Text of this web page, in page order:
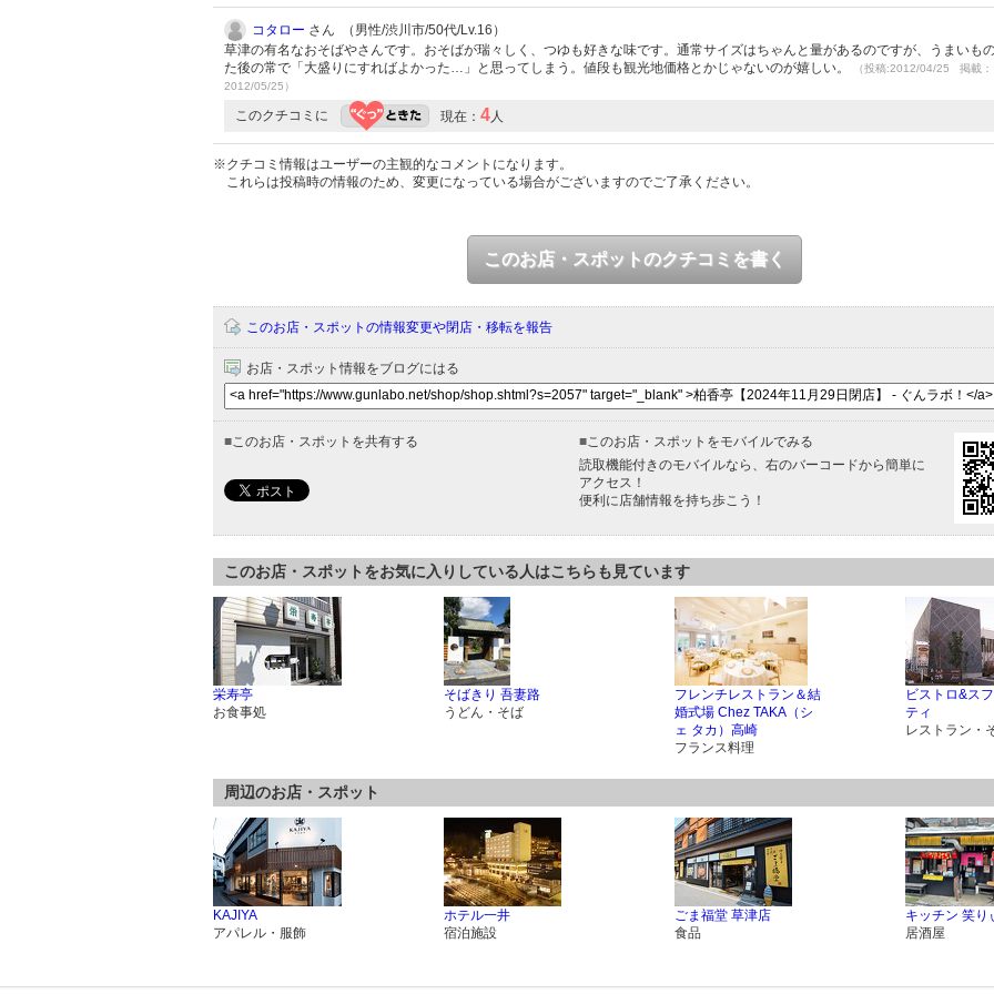
コタロー さん （男性/渋川市/50代/Lv.16）
草津の有名なおそばやさんです。おそばが瑞々しく、つゆも好きな味です。通常サイズはちゃんと量があるのですが、うまいも
た後の常で「大盛りにすればよかった…」と思ってしまう。値段も観光地価格とかじゃないのが嬉しい。
（投稿:2012/04/25 掲載：
2012/05/25）
このクチコミに 現在： 4 人
※クチコミ情報はユーザーの主観的なコメントになります。
これらは投稿時の情報のため、変更になっている場合がございますのでご了承ください。
このお店・スポットのクチコミを書く
このお店・スポットの情報変更や閉店・移転を報告
お店・スポット情報をブログにはる
■ このお店・スポットを共有する ■ このお店・スポットをモバイルでみる
読取機能付きのモバイルなら、右のバーコードから簡単に
アクセス！
便利に店舗情報を持ち歩こう！
このお店・スポットをお気に入りしている人はこちらも見ています
栄寿亭
お食事処
そばきり 吾妻路
うどん・そば
フレンチレストラン＆結
婚式場 Chez TAKA（シ
ェ タカ）高崎
フランス料理
ビストロ&ス
ティ
レストラン・
周辺のお店・スポット
KAJIYA
アパレル・服飾
ホテル一井
宿泊施設
ごま福堂 草津店
食品
キッチン 笑り
居酒屋